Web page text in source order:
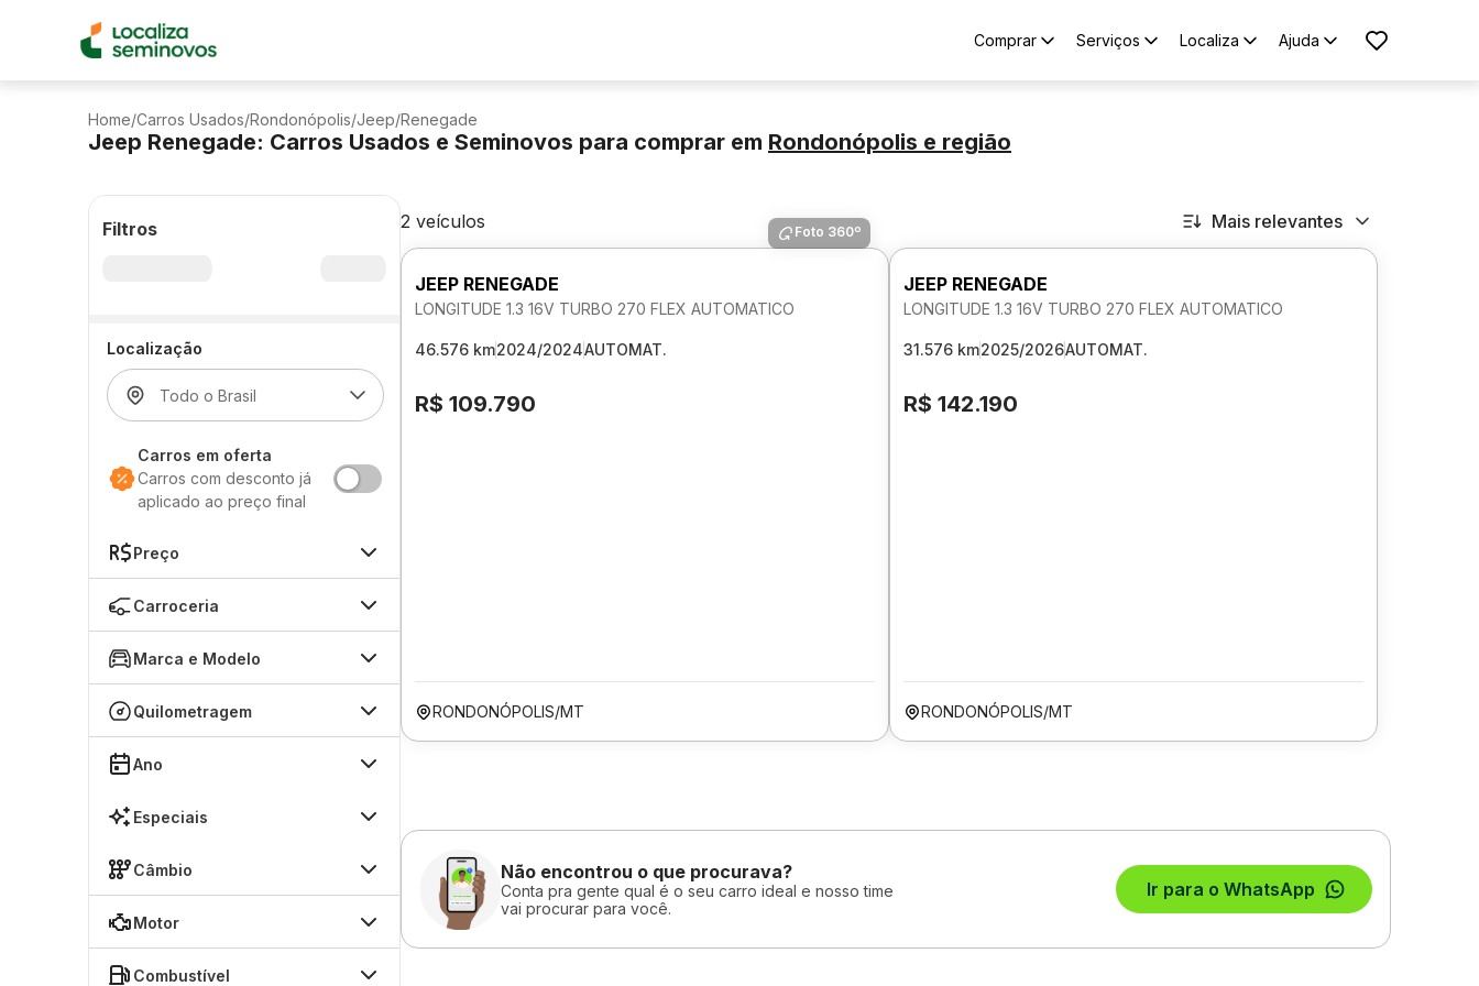
Comprar Serviços Localiza Ajuda
Home/Carros Usados/Rondonópolis/Jeep/Renegade
Jeep Renegade: Carros Usados e Seminovos para comprar em Rondonópolis e região
Filtros
Localização
Carros em oferta
Carros com desconto já
aplicado ao preço final
Preço
Carroceria
Marca e Modelo
Quilometragem
Ano
Especiais
Câmbio
Motor
Combustível
2 veículos Mais relevantes
Foto 360º
JEEP RENEGADE
LONGITUDE 1.3 16V TURBO 270 FLEX AUTOMATICO
46.576 km2024/2024AUTOMAT.
R$ 109.790
RONDONÓPOLIS/MT
JEEP RENEGADE
LONGITUDE 1.3 16V TURBO 270 FLEX AUTOMATICO
31.576 km2025/2026AUTOMAT.
R$ 142.190
RONDONÓPOLIS/MT
Não encontrou o que procurava?
Conta pra gente qual é o seu carro ideal e nosso time
vai procurar para você.
Ir para o WhatsApp